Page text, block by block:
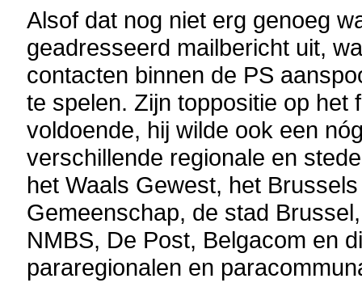
Alsof dat nog niet erg genoeg
geadresseerd mailbericht uit,
contacten binnen de PS
te spelen. Zijn toppositie op het
voldoende, hij wilde ook een
verschillende regionale en
het Waals Gewest, het
Gemeenschap, de stad
NMBS, De Post, Belgacom en
pararegionalen en